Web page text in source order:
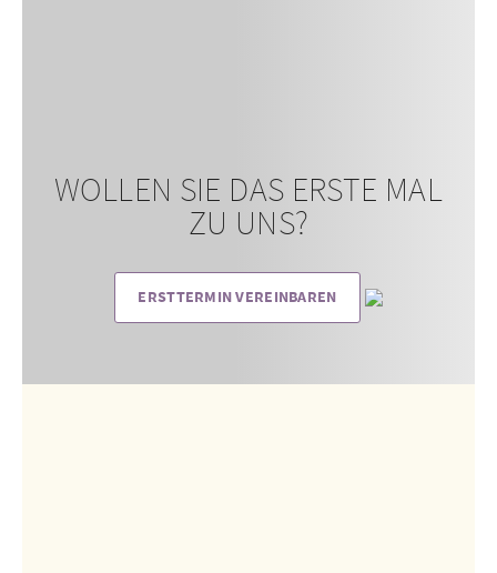
WOLLEN SIE DAS ERSTE MAL
ZU UNS?
ERSTTERMIN VEREINBAREN